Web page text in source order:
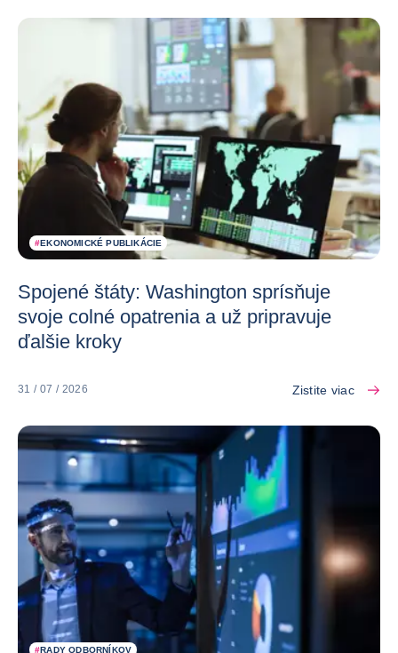
#EKONOMICKÉ PUBLIKÁCIE
Spojené štáty: Washington sprísňuje
svoje colné opatrenia a už pripravuje
ďalšie kroky
31 / 07 / 2026 Zistite viac
#RADY ODBORNÍKOV